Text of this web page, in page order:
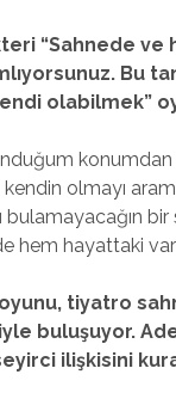
“Sahnede
Bu
olabilmek”
olmayı
bulamayacağın
hem hayattaki
oyunu, tiyatro
buluşuyor.
ilişkisini